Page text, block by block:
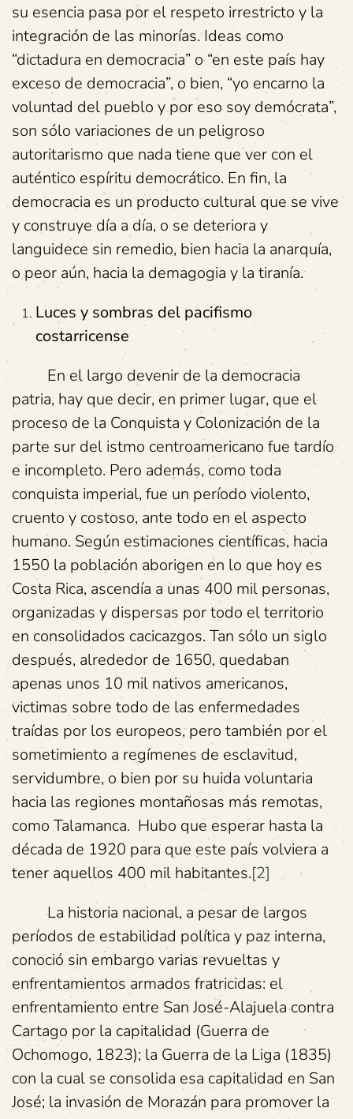
su esencia pasa por el respeto irrestricto y la
integración de las minorías. Ideas como
“dictadura en democracia” o “en este país hay
exceso de democracia”, o bien, “yo encarno la
voluntad del pueblo y por eso soy demócrata”,
son sólo variaciones de un peligroso
autoritarismo que nada tiene que ver con el
auténtico espíritu democrático. En fin, la
democracia es un producto cultural que se vive
y construye día a día, o se deteriora y
languidece sin remedio, bien hacia la anarquía,
o peor aún, hacia la demagogia y la tiranía.
Luces y sombras del pacifismo
costarricense
En el largo devenir de la democracia
patria, hay que decir, en primer lugar, que el
proceso de la Conquista y Colonización de la
parte sur del istmo centroamericano fue tardío
e incompleto. Pero además, como toda
conquista imperial, fue un período violento,
cruento y costoso, ante todo en el aspecto
humano. Según estimaciones científicas, hacia
1550 la población aborigen en lo que hoy es
Costa Rica, ascendía a unas 400 mil personas,
organizadas y dispersas por todo el territorio
en consolidados cacicazgos. Tan sólo un siglo
después, alrededor de 1650, quedaban
apenas unos 10 mil nativos americanos,
victimas sobre todo de las enfermedades
traídas por los europeos, pero también por el
sometimiento a regímenes de esclavitud,
servidumbre, o bien por su huida voluntaria
hacia las regiones montañosas más remotas,
como Talamanca. Hubo que esperar hasta la
década de 1920 para que este país volviera a
tener aquellos 400 mil habitantes.[2]
La historia nacional, a pesar de largos
períodos de estabilidad política y paz interna,
conoció sin embargo varias revueltas y
enfrentamientos armados fratricidas: el
enfrentamiento entre San José-Alajuela contra
Cartago por la capitalidad (Guerra de
Ochomogo, 1823); la Guerra de la Liga (1835)
con la cual se consolida esa capitalidad en San
José; la invasión de Morazán para promover la